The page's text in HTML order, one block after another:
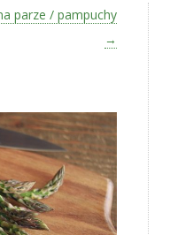
parze / pampuchy
→